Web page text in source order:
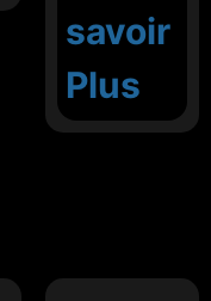
savoir
Plus